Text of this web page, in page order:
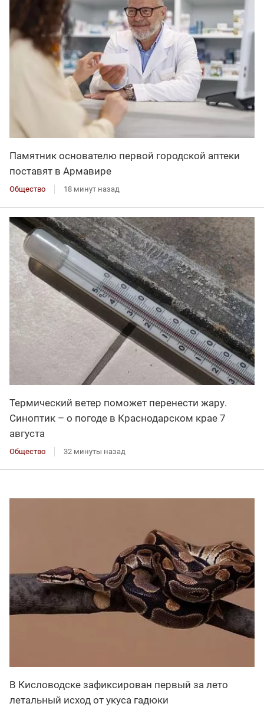
Памятник основателю первой городской аптеки
поставят в Армавире
Общество 18 минут назад
Термический ветер поможет перенести жару.
Синоптик – о погоде в Краснодарском крае 7
августа
Общество 32 минуты назад
В Кисловодске зафиксирован первый за лето
летальный исход от укуса гадюки